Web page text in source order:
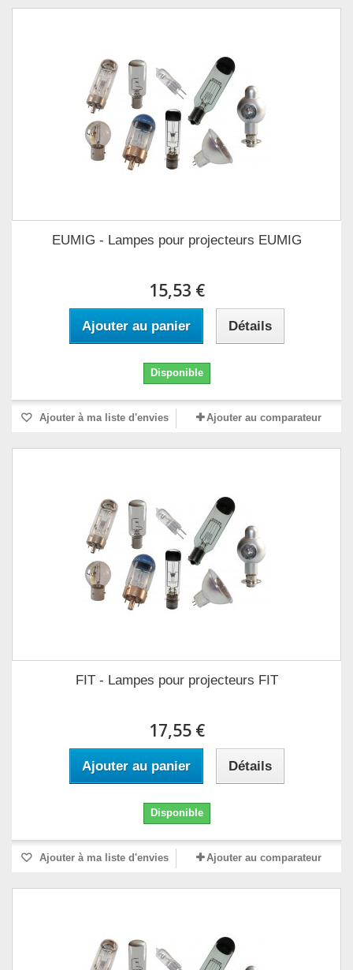
EUMIG - Lampes pour projecteurs EUMIG
15,53 €
Ajouter au panier Détails
Disponible
Ajouter à ma liste d'envies Ajouter au comparateur
FIT - Lampes pour projecteurs FIT
17,55 €
Ajouter au panier Détails
Disponible
Ajouter à ma liste d'envies Ajouter au comparateur